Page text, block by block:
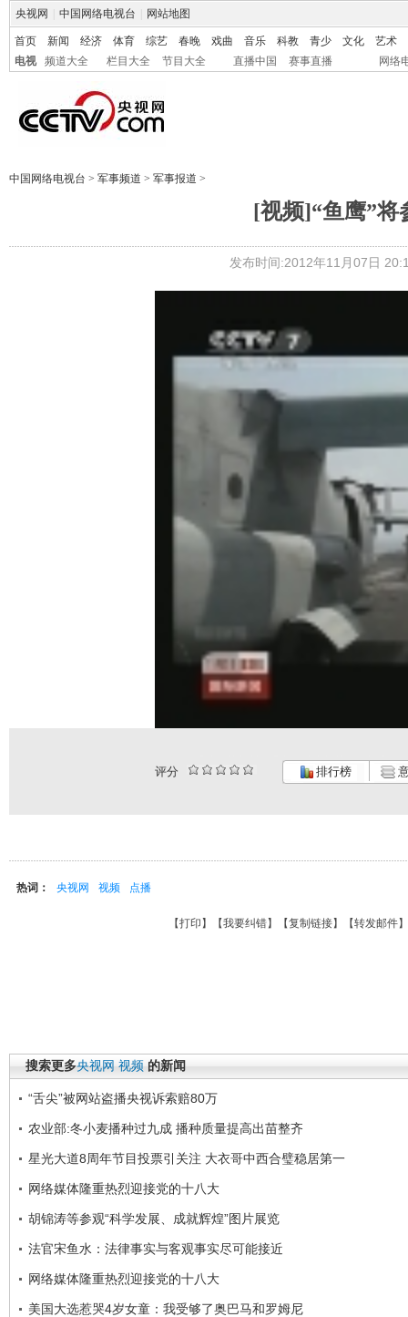
央视网 中国网络电视台 网站地图
首页 新闻 经济 体育 综艺 春晚 戏曲 音乐 科教 青少 文化
艺术
电视
频道大全 栏目大全 节目大全 直播中国 赛事直播 网络
中国网络电视台 > 军事频道 > 军事报道 >
[视频]“鱼鹰”将
发布时间:2012年11月07日
评分 排行榜
热词： 央视网 视频 点播
【打印 】【我要纠错】【复制链接】【转发邮件
搜索更多央视网 视频 的新闻
“舌尖”被网站盗播央视诉索赔80万
农业部:冬小麦播种过九成 播种质量提高出苗整齐
星光大道8周年节目投票引关注 大衣哥中西合璧稳居第一
网络媒体隆重热烈迎接党的十八大
胡锦涛等参观“科学发展、成就辉煌”图片展览
法官宋鱼水：法律事实与客观事实尽可能接近
网络媒体隆重热烈迎接党的十八大
美国大选惹哭4岁女童：我受够了奥巴马和罗姆尼